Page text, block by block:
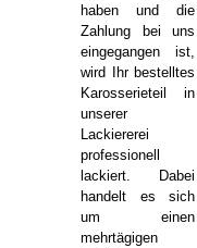
haben und die
Zahlung bei uns
eingegangen ist,
wird Ihr bestelltes
Karosserieteil in
unserer
Lackiererei
professionell
lackiert. Dabei
handelt es sich
um einen
mehrtägigen